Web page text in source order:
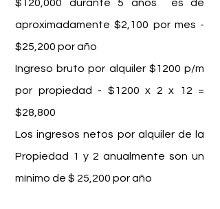
$120,000 durante 5 años es de
aproximadamente $2,100 por mes -
$25,200 por año
Ingreso bruto por alquiler $1200 p/m
por propiedad - $1200 x 2 x 12 =
$28,800
Los ingresos netos por alquiler de la
Propiedad 1 y 2 anualmente son un
mínimo de $ 25,200 por año